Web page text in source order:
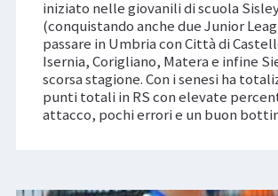
iniziato nelle giovanili di scuola
(conquistando anche due Junior
passare in Umbria con Città di
Isernia, Corigliano, Matera e infine
scorsa stagione. Con i senesi ha
punti totali in RS con elevate
attacco, pochi errori e un buon